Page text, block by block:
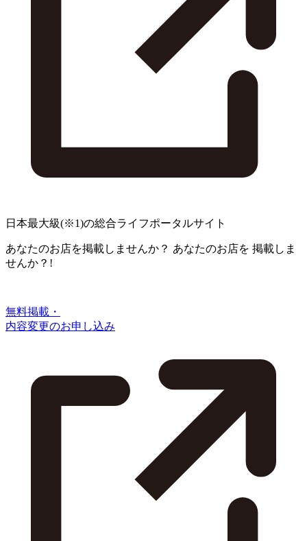
日本最大級(※1)の総合ライフポータルサイト
あなたのお店を掲載しませんか？ あなたのお店を 掲載しま
せんか？!
無料掲載・
内容変更のお申し込み